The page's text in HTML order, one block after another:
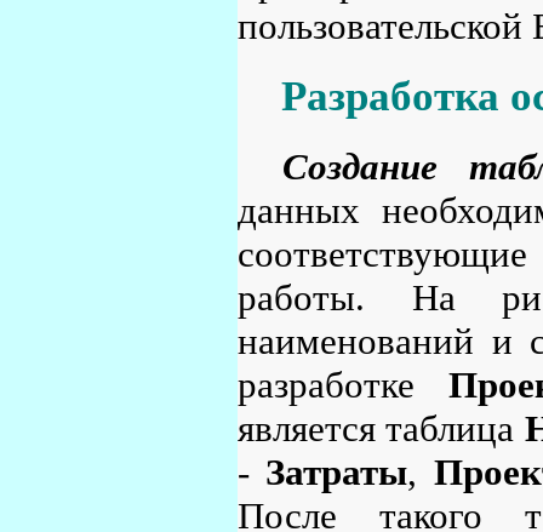
пользовательской
Разработка
Создание
данных
работы. На
наименований и
разработке
является таблица
- Затраты,
После такого